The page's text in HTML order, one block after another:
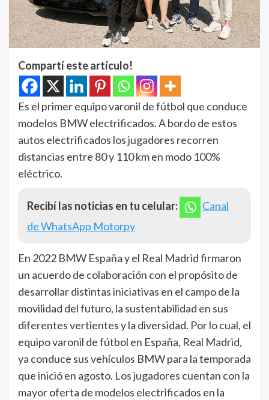
Compartí este artículo!
Es el primer equipo varonil de fútbol que conduce
modelos BMW electrificados. A bordo de estos
autos electrificados los jugadores recorren
distancias entre 80 y 110 km en modo 100%
eléctrico.
Recibí las noticias en tu celular:
Canal
de WhatsApp Motorpy
En 2022 BMW España y el Real Madrid firmaron
un acuerdo de colaboración con el propósito de
desarrollar distintas iniciativas en el campo de la
movilidad del futuro, la sustentabilidad en sus
diferentes vertientes y la diversidad. Por lo cual, el
equipo varonil de fútbol en España, Real Madrid,
ya conduce sus vehículos BMW para la temporada
que inició en agosto. Los jugadores cuentan con la
mayor oferta de modelos electrificados en la